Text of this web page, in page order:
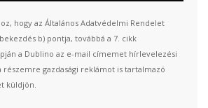
hogy az Általános Adatvédelmi Rendelet
bekezdés b) pontja, továbbá a 7. cikk
a Dublino az e-mail címemet hírlevelezési
részemre gazdasági reklámot is tartalmazó
küldjön.